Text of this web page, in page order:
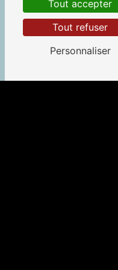
Tout accepter
Tout refuser
Personnaliser